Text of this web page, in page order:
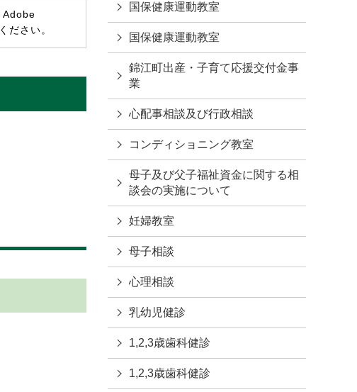
Adobe
ださい。
国保健康運動教室
国保健康運動教室
錦江町出産・子育て応援交付金事
業
心配事相談及び行政相談
コンディショニング教室
母子及び父子福祉資金に関する相
談会の実施について
妊婦教室
母子相談
心理相談
乳幼児健診
1,2,3歳歯科健診
1,2,3歳歯科健診